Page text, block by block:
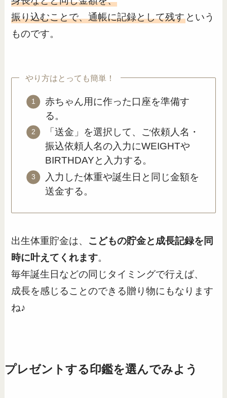
振り込むことで、通帳に記録として残す という
ものです。
やり方はとっても簡単！
赤ちゃん用に作った口座を準備す
る。
「送金」を選択して、ご依頼人名・
振込依頼人名の入力にWEIGHTや
BIRTHDAYと入力する。
入力した体重や誕生日と同じ金額を
送金する。
出生体重貯金は、 こどもの貯金と成長記録を同
時に叶えてくれます。
毎年誕生日などの同じタイミングで行えば、
成長を感じることのできる贈り物にもなります
ね♪
プレゼントする印鑑を選んでみよう